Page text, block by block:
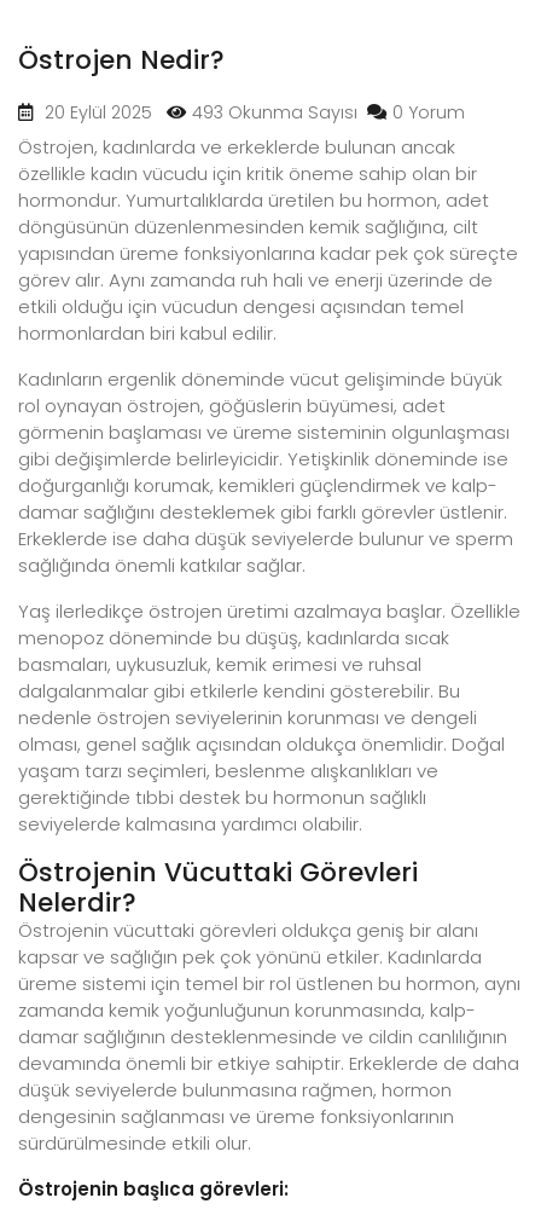
Östrojen Nedir?
20 Eylül 2025 493 Okunma Sayısı 0 Yorum
Östrojen, kadınlarda ve erkeklerde bulunan ancak
özellikle kadın vücudu için kritik öneme sahip olan bir
hormondur. Yumurtalıklarda üretilen bu hormon, adet
döngüsünün düzenlenmesinden kemik sağlığına, cilt
yapısından üreme fonksiyonlarına kadar pek çok süreçte
görev alır. Aynı zamanda ruh hali ve enerji üzerinde de
etkili olduğu için vücudun dengesi açısından temel
hormonlardan biri kabul edilir.
Kadınların ergenlik döneminde vücut gelişiminde büyük
rol oynayan östrojen, göğüslerin büyümesi, adet
görmenin başlaması ve üreme sisteminin olgunlaşması
gibi değişimlerde belirleyicidir. Yetişkinlik döneminde ise
doğurganlığı korumak, kemikleri güçlendirmek ve kalp-
damar sağlığını desteklemek gibi farklı görevler üstlenir.
Erkeklerde ise daha düşük seviyelerde bulunur ve sperm
sağlığında önemli katkılar sağlar.
Yaş ilerledikçe östrojen üretimi azalmaya başlar. Özellikle
menopoz döneminde bu düşüş, kadınlarda sıcak
basmaları, uykusuzluk, kemik erimesi ve ruhsal
dalgalanmalar gibi etkilerle kendini gösterebilir. Bu
nedenle östrojen seviyelerinin korunması ve dengeli
olması, genel sağlık açısından oldukça önemlidir. Doğal
yaşam tarzı seçimleri, beslenme alışkanlıkları ve
gerektiğinde tıbbi destek bu hormonun sağlıklı
seviyelerde kalmasına yardımcı olabilir.
Östrojenin Vücuttaki Görevleri
Nelerdir?
Östrojenin vücuttaki görevleri oldukça geniş bir alanı
kapsar ve sağlığın pek çok yönünü etkiler. Kadınlarda
üreme sistemi için temel bir rol üstlenen bu hormon, aynı
zamanda kemik yoğunluğunun korunmasında, kalp-
damar sağlığının desteklenmesinde ve cildin canlılığının
devamında önemli bir etkiye sahiptir. Erkeklerde de daha
düşük seviyelerde bulunmasına rağmen, hormon
dengesinin sağlanması ve üreme fonksiyonlarının
sürdürülmesinde etkili olur.
Östrojenin başlıca görevleri: